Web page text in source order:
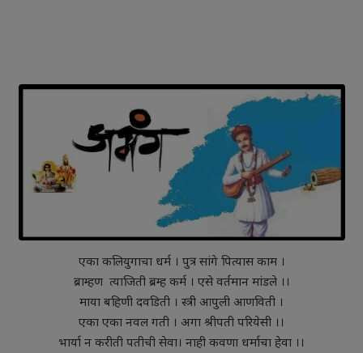
एका कलियुगाचा धर्म । पुत्र सांगे पित्यास काम ।
ब्राम्हण त्याजिती ब्रम्ह कर्म । एसे वर्तमान मांडले ।।
माया बहिणी दवडिती । स्त्री आपुली आणविती ।
एका एका नवल गती । अगा श्रीपती परियेसी ।।
भार्या न करीती पतीची सेवा। नाही कवणा धर्माचा हेवा ।।